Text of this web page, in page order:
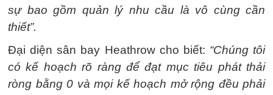
sự bao gồm quản lý nhu cầu là vô cùng cần
thiết”.
Đại diện sân bay Heathrow cho biết: “Chúng tôi
có kế hoạch rõ ràng để đạt mục tiêu phát thải
ròng bằng 0 và mọi kế hoạch mở rộng đều phải